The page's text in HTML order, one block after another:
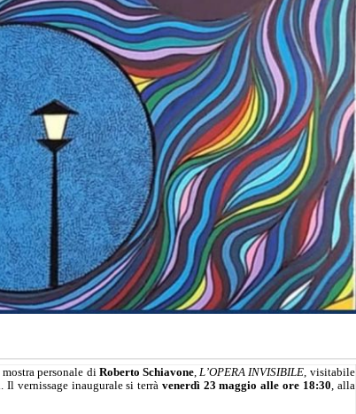
personale di Roberto Schiavone,L’OPERA INVISIBILE, visitabile
Il vernissage inaugurale si terrà venerdì 23 maggio alle ore 18:30, alla